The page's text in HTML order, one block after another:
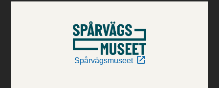
Spårvägsmuseet